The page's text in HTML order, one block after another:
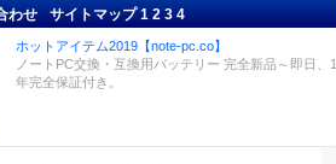
わせ サイトマップ 1234
ホットアイテム2019【note-pc.co】
ノートPC交換・互換用バッテリー 完全新品～即日、1
年完全保証付き。